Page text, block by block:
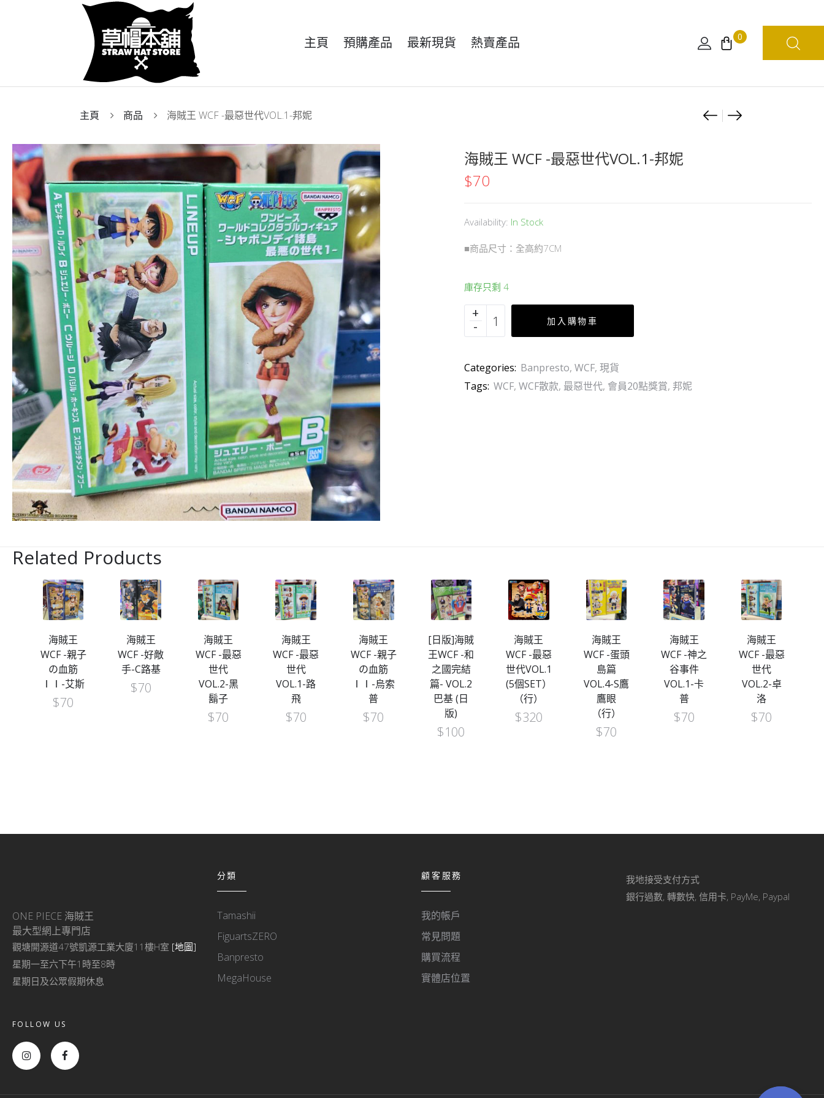
主頁 預購產品 最新現貨 熱賣產品 0
主頁 商品 海賊王 WCF -最惡世代VOL.1-邦妮
Product
海[日
海賊王 WCF -最惡世代VOL.1-邦妮
$70
Availability: In Stock
■商品尺寸：全高約7CM
庫存只剩 4
加入購物車
Categories: Banpresto, WCF, 現貨
Tags: WCF, WCF散款, 最惡世代, 會員20點獎賞, 邦妮
Related Products
海賊王
WCF -親子
の血筋
ⅠⅠ-艾斯
$70
海賊王
WCF -好敵
手-C路基
$70
海賊王
WCF -最惡
世代
VOL.2-黑
鬍子
$70
海賊王
WCF -最惡
世代
VOL.1-路
飛
$70
海賊王
WCF -親子
の血筋
ⅠⅠ-烏索
普
$70
[日版]海賊
王WCF -和
之國完結
篇- VOL.2
巴基 (日
版)
$100
海賊王
WCF -最惡
世代VOL.1
(5個SET）
（行）
$320
海賊王
WCF -蛋頭
島篇
VOL.4-S鷹
鷹眼
（行）
$70
海賊王
WCF -神之
谷事件
VOL.1-卡
普
$70
海賊王
WCF -最惡
世代
VOL.2-卓
洛
$70
ONE PIECE 海賊王
最大型網上專門店
觀塘開源道47號凱源工業大廈11樓H室 [地圖]
星期一至六下午1時至8時
星期日及公眾假期休息
FOLLOW US
分類
Tamashii
FiguartsZERO
Banpresto
MegaHouse
顧客服務
我的帳戶
常見問題
購買流程
實體店位置
我地接受支付方式
銀行過數, 轉數快, 信用卡, PayMe, Paypal